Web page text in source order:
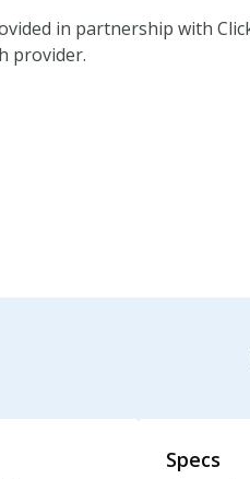
in partnership with
provider.
Specs